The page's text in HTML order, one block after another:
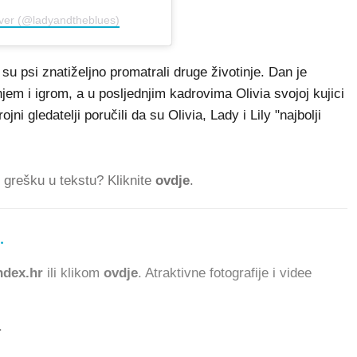
(@ladyandtheblues)
psi znatiželjno promatrali druge životinje. Dan je
i igrom, a u posljednjim kadrovima Olivia svojoj kujici
gledatelji poručili da su Olivia, Lady i Lily "najbolji
u tekstu? Kliknite ovdje.
ili klikom ovdje. Atraktivne fotografije i videe